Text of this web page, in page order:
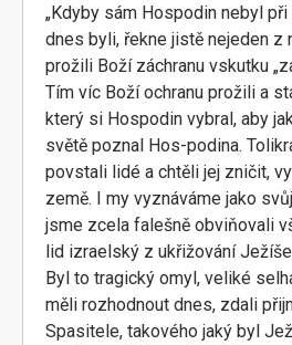
„Kdyby sám Hospodin nebyl při
dnes byli, řekne jistě nejeden z
prožili Boží záchranu vskutku
Tím víc Boží ochranu prožili a
který si Hospodin vybral, aby
světě poznal Hos-podina.
povstali lidé a chtěli jej zničit,
země. I my vyznáváme jako
jsme zcela falešně obviňovali
lid izraelský z ukřižování
Byl to tragický omyl, veliké
měli rozhodnout dnes, zdali
Spasitele, takového jaký byl